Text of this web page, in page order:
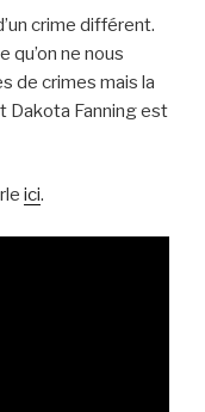
crime différent.
qu’on ne nous
de crimes mais la
Dakota Fanning est
ici.